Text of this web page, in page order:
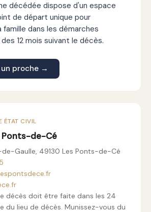
décédée dispose d'un espace
de départ unique pour
famille dans les démarches
12 mois suivant le décès.
proche →
ÉTAT CIVIL
Ponts-de-Cé
de-Gaulle, 49130 Les Ponts-de-Cé
décès doit être faite dans les 24
du lieu de décès. Munissez-vous du